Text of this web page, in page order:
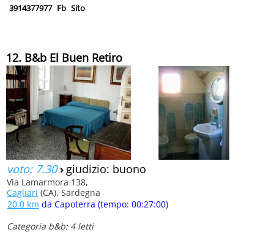
3914377977 Fb Sito
12. B&b El Buen Retiro
voto: 7.30› giudizio: buono
Via Lamarmora 138,
Cagliari (CA), Sardegna
20.0 km da Capoterra (tempo: 00:27:00)
Categoria b&b: 4 letti